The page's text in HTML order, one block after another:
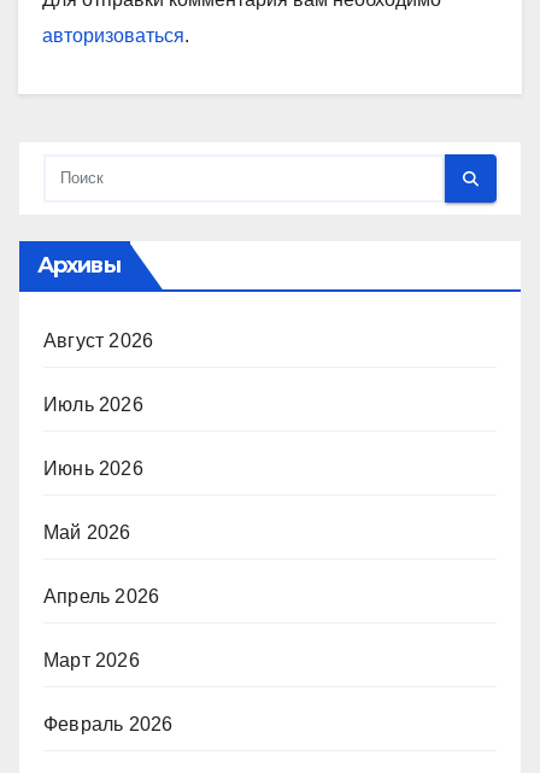
авторизоваться.
Архивы
Август 2026
Июль 2026
Июнь 2026
Май 2026
Апрель 2026
Март 2026
Февраль 2026